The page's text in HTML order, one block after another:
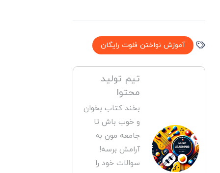
آموزش نواختن فلوت رایگان
تیم تولید
محتوا
بخند کتاب بخوان
و خوب باش تا
جامعه مون به
آرامش برسه!
سوالات خود را